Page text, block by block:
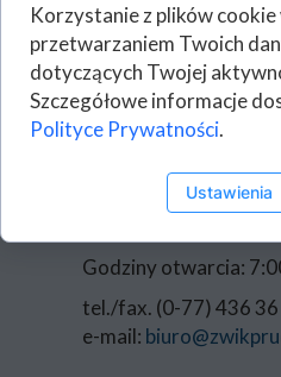
Biuro Obsługi
Godziny otwarcia:
tel./fax. (0-77) 436
e-mail:
Korzystanie z plików cookie
przetwarzaniem Twoich
dotyczących Twojej
Szczegółowe informacje
Polityce Prywatności.
Ustawienia